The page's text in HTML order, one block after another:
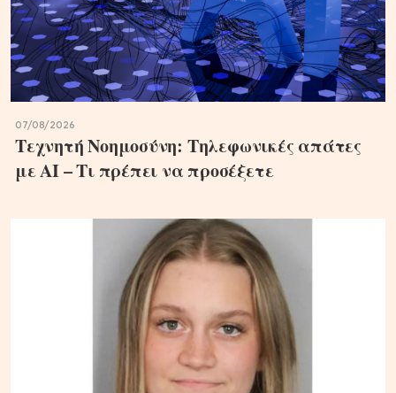
07/08/2026
Τεχνητή Νοημοσύνη: Τηλεφωνικές απάτες
με ΑΙ – Τι πρέπει να προσέξετε